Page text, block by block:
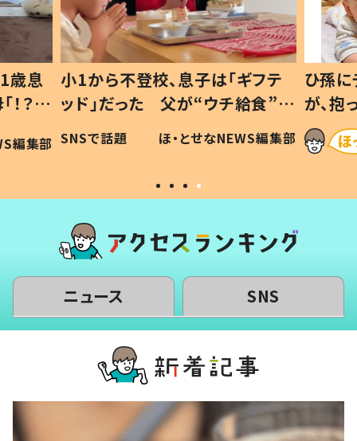
歳息
？」
編集部
小1から不登校、息子は「ギフテ
ッド」だった 父が“ウチ給食”を
作り続ける理由とは #令和の親
#令和の子
SNSで話題 ほ・とせなNEWS編集部
ひ孫
が、
「涙が
い」
ニュース SNS